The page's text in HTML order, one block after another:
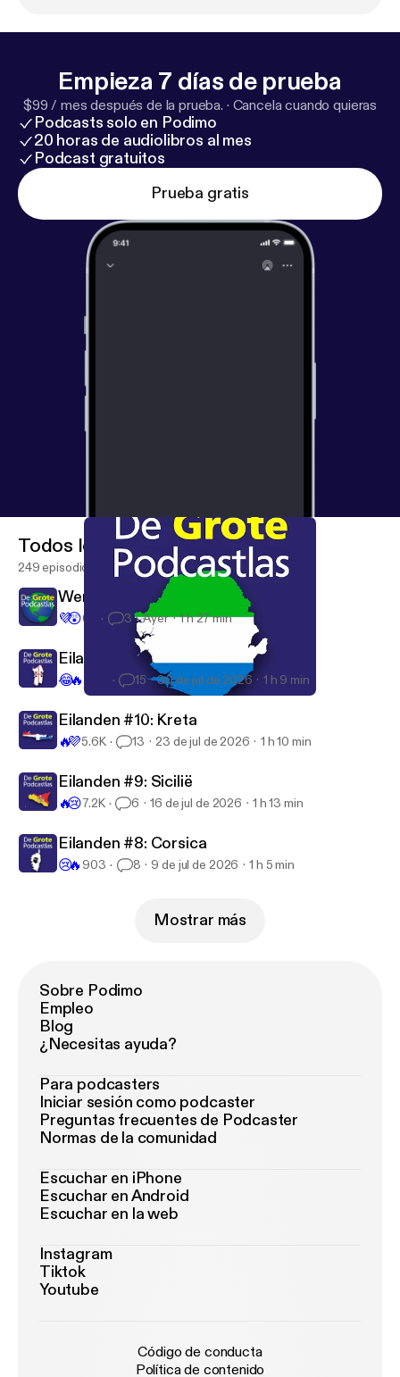
natuurrampen, maar de laatste jaren lijkt het in
ze hun kostbare vruchten voortaan zelf mogen
plukken. De Grote Podcastlas wordt gemaakt door
Leon Boelens, Max Gerritsen en Hugo Noordman.
De eindmontage wordt gedaan door Jonas van
Impe. Zoals je hoort zijn we nooit volledig, maar wel
origineel. Geen experts, maar wel liefhebbers.
Hebben we iets verkeerd gezegd of zijn we iets
cruciaals vergeten? Volg ons en laat het weten via
Twitter of Instagram op @GrotePodcastlas. Je kunt
ons enorm helpen door je vrienden, familie en
vriend van de show te worden. Daarmee steun je
ons jaarlijks voor een klein bedrag en kunnen wij
weer mooie nieuwe afleveringen maken. Dit kan op
Volgende keer reizen we naar Bangladesh - bye -
Tenki bokoe bokoe See omnystudio.com/listener [
ttps://omnystudio.com/listener
Empieza 7 días de prueba
$99 / mes después de la prueba. · Cancela cuando quieras
Podcasts solo en Podimo
20 horas de audiolibros al mes
Podcast gratuitos
Prueba gratis
De Grote Podcastlas
Todos los episodios
249 episodios
Wereldsteden #17: Kaapstad
💜😲62 3 Ayer 1 h 27 min
Eilanden #11: Sardinië
😂🔥 15 30 de jul de 2026 1 h 9 min
Eilanden #10: Kreta
🔥💜5.6K 13 23 de jul de 2026 1 h 10 min
Eilanden #9: Sicilië
🔥😢7.2K 6 16 de jul de 2026 1 h 13 min
Eilanden #8: Corsica
😢🔥 903 8 9 de jul de 2026 1 h 5 min
Mostrar más
Sobre Podimo
Empleo
Blog
¿Necesitas ayuda?
Para podcasters
Iniciar sesión como podcaster
Preguntas frecuentes de Podcaster
Normas de la comunidad
Escuchar en iPhone
Escuchar en Android
Escuchar en la web
Instagram
Tiktok
Youtube
Código de conducta
Política de contenido